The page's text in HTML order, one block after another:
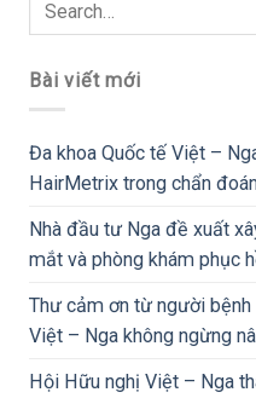
Bài viết mới
Đa khoa Quốc tế Việt –
HairMetrix trong chẩn
Nhà đầu tư Nga đề xuất
mắt và phòng khám phục
Thư cảm ơn từ người
Việt – Nga không ngừng
Hội Hữu nghị Việt – Nga